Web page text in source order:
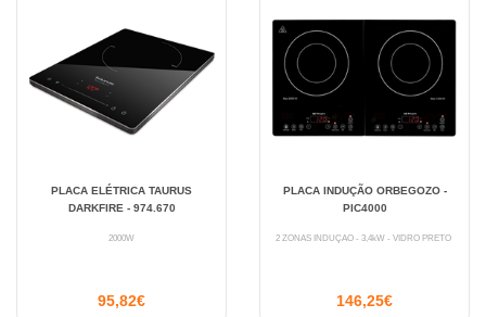
PLACA ELÉTRICA TAURUS
DARKFIRE - 974.670
2000W
95,82€
PLACA INDUÇÃO ORBEGOZO -
PIC4000
2 ZONAS INDUÇÃO - 3,4kW - VIDRO PRETO
146,25€